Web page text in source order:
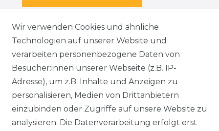
SERVICE
KONTAKT
WIDERRUFSFORMULAR
DATENSCHUTZERKLÄRUNG
Wir verwenden Cookies und ähnliche
Technologien auf unserer Website und
verarbeiten personenbezogene Daten von
Besucher:innen unserer Webseite (z.B. IP-
Adresse), um z.B. Inhalte und Anzeigen zu
personalisieren, Medien von Drittanbietern
einzubinden oder Zugriffe auf unsere Website zu
analysieren. Die Datenverarbeitung erfolgt erst